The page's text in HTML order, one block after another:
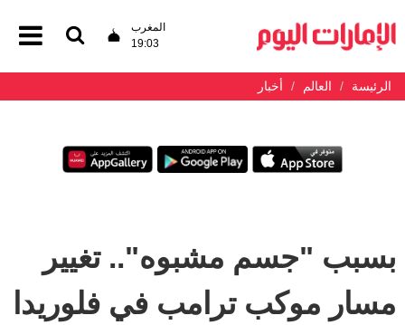
المغرب
19:03
الرئيسة العالم أخبار
بسبب "جسم مشبوه".. تغيير
مسار موكب ترامب في فلوريدا